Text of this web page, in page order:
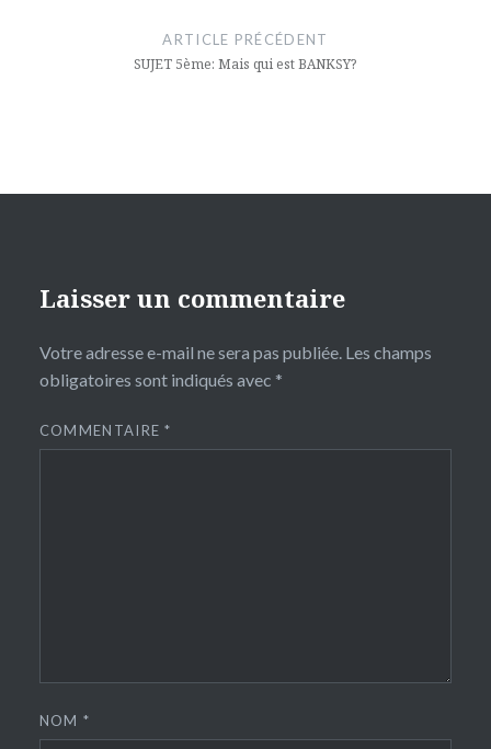
ARTICLE PRÉCÉDENT
SUJET 5ème: Mais qui est BANKSY?
Laisser un commentaire
Votre adresse e-mail ne sera pas publiée. Les champs
obligatoires sont indiqués avec *
COMMENTAIRE*
NOM*